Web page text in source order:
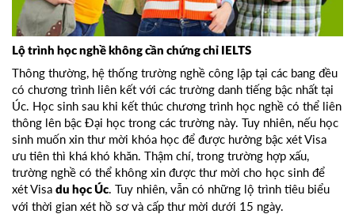
Lộ trình học nghề không cần chứng chỉ IELTS
Thông thường, hệ thống trường nghề công lập tại các bang đều
có chương trình liên kết với các trường danh tiếng bậc nhất tại
Úc. Học sinh sau khi kết thúc chương trình học nghề có thể liên
thông lên bậc Đại học trong các trường này. Tuy nhiên, nếu học
sinh muốn xin thư mời khóa học để được hưởng bậc xét Visa
ưu tiên thì khá khó khăn. Thậm chí, trong trường hợp xấu,
trường nghề có thể không xin được thư mời cho học sinh để
xét Visa du học Úc. Tuy nhiên, vẫn có những lộ trình tiêu biểu
với thời gian xét hồ sơ và cấp thư mời dưới 15 ngày.